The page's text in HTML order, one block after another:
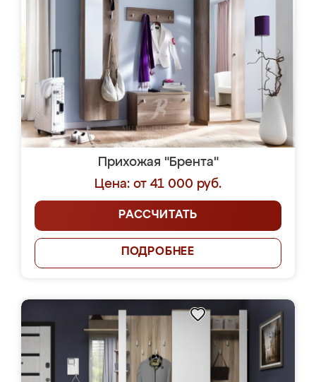
Прихожая "Брента"
Цена: от 41 000 руб.
РАССЧИТАТЬ
ПОДРОБНЕЕ